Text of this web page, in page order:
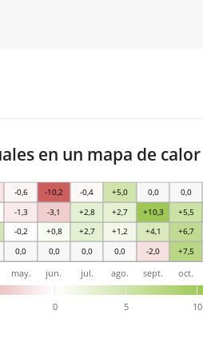
en un mapa de calor
0,0 0,0 0,0 0,0 -2,0 +7,5
-0,2 +0,8 +2,7 +1,2 +4,1 +6,7
-1,3 -3,1 +2,8 +2,7 +10,3 +5,5
-0,6 -10,2 -0,4 +5,0 0,0 0,0
0 5 10
may. jun. jul. ago. sept. oct.